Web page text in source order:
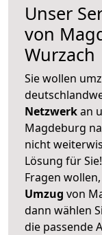
Unser
von
Wurzach
Sie wollen
Netzwerkan
Magdeburg
nicht
Lösung für
Fragen wollen,
Umzug von
dann wählen
die passende